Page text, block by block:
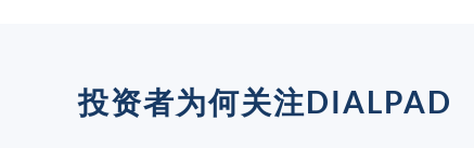
投资者为何关注DIALPAD